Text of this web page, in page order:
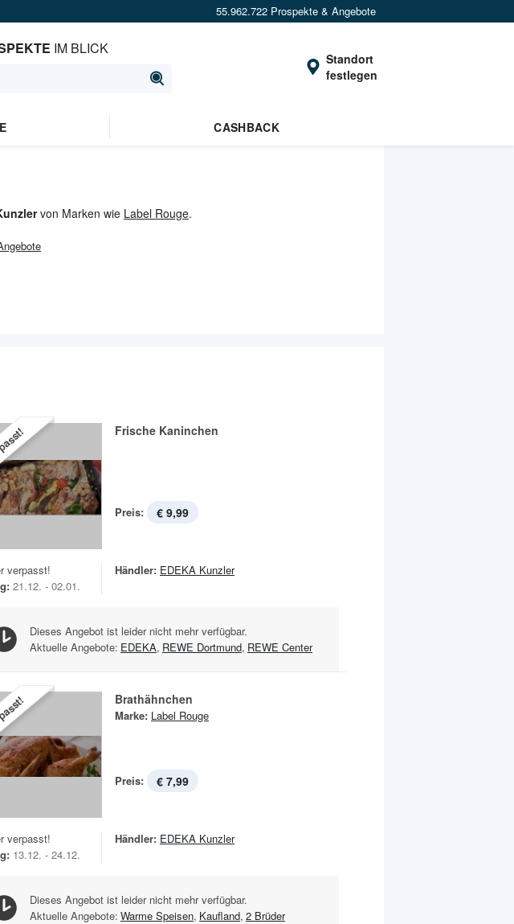
55.962.722 Prospekte & Angebote
IM BLICK
Standort
festlegen
CASHBACK
von Marken wie Label Rouge.
Frische Kaninchen
Preis: € 9,99
verpasst!
21.12. - 02.01.
Händler: EDEKA Kunzler
Dieses Angebot ist leider nicht mehr verfügbar.
Aktuelle Angebote: EDEKA, REWE Dortmund, REWE Center
Brathähnchen
Marke: Label Rouge
Preis: € 7,99
verpasst!
13.12. - 24.12.
Händler: EDEKA Kunzler
Dieses Angebot ist leider nicht mehr verfügbar.
Aktuelle Angebote: Warme Speisen, Kaufland, 2 Brüder